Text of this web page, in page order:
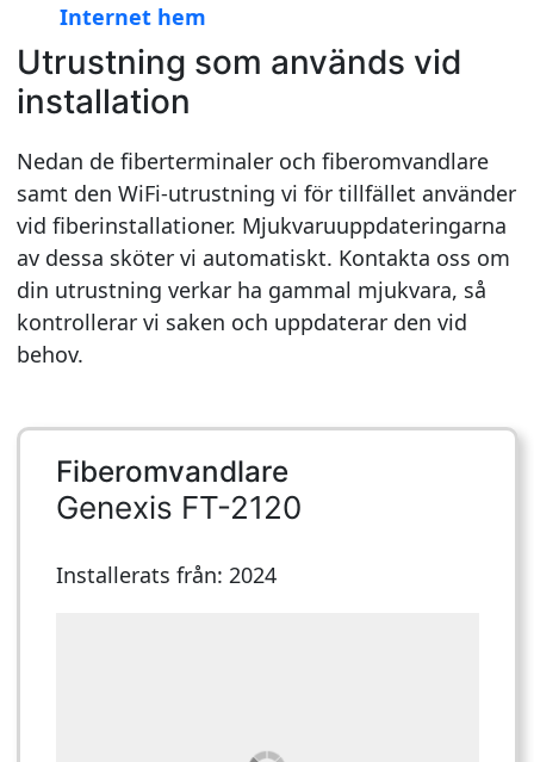
Internet hem
Utrustning som används vid
installation
Nedan de fiberterminaler och fiberomvandlare
samt den WiFi-utrustning vi för tillfället använder
vid fiberinstallationer. Mjukvaruuppdateringarna
av dessa sköter vi automatiskt. Kontakta oss om
din utrustning verkar ha gammal mjukvara, så
kontrollerar vi saken och uppdaterar den vid
behov.
Fiberomvandlare
Genexis FT-2120
Installerats från: 2024